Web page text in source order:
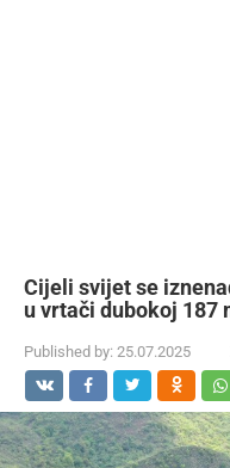
Cijeli svijet se
u vrtači dubokoj 187
Published by: 25.07.2025